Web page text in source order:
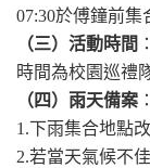
07:30於傅鐘前集
（三）活動時間 ：
時間為校園巡禮
（四）雨天備案 ：
1.下雨集合地點
2.若當天氣候不